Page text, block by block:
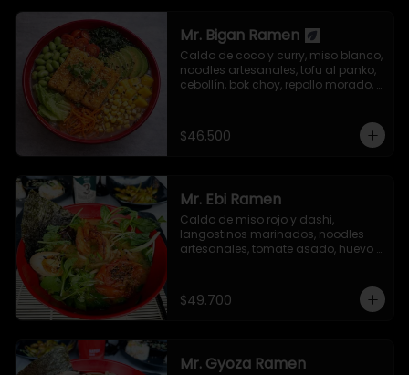
Mr. Bigan Ramen
Caldo de coco y curry, miso blanco,
noodles artesanales, tofu al panko,
cebollín, bok choy, repollo morado,
$46.500
Mr. Ebi Ramen
Caldo de miso rojo y dashi,
langostinos marinados, noodles
artesanales, tomate asado, huevo
mostaza, semillas de ajonjolí y
alga nori.
$49.700
Mr. Gyoza Ramen